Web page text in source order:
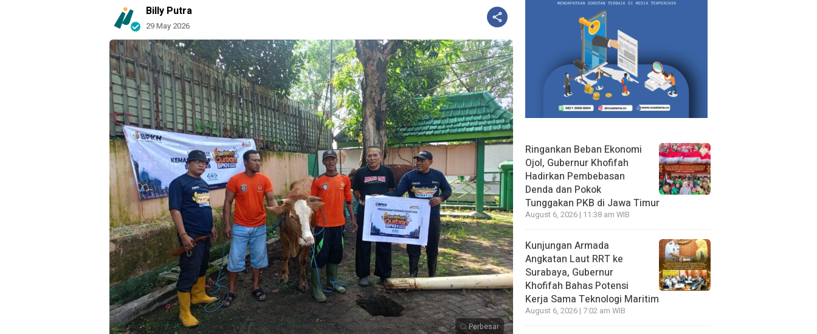
Billy Putra
29 May 2026
Perbesar
Ringankan Beban Ekonomi
Ojol, Gubernur Khofifah
Hadirkan Pembebasan
Denda dan Pokok
Tunggakan PKB di Jawa Timur
August 6, 2026 | 11:38 am WIB
Kunjungan Armada
Angkatan Laut RRT ke
Surabaya, Gubernur
Khofifah Bahas Potensi
Kerja Sama Teknologi Maritim
August 6, 2026 | 7:02 am WIB